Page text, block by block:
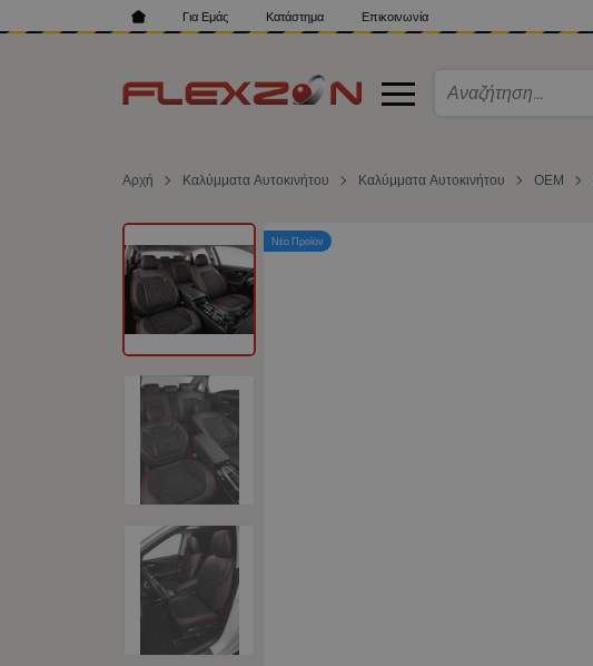
Για Εμάς Κατάστημα Επικοινωνία
Αρχή Καλύμματα Αυτοκινήτου Καλύμματα Αυτοκινήτου ΟΕΜ
Νέο Προϊόν